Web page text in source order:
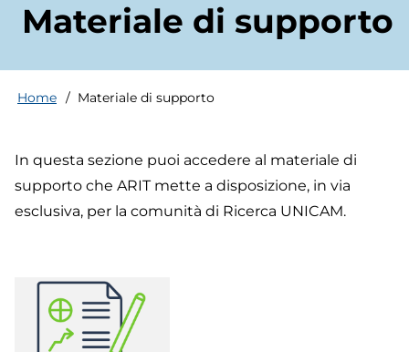
Materiale di supporto
Breadcrumb
Home Materiale di supporto
In questa sezione puoi accedere al materiale di
supporto che ARIT mette a disposizione, in via
esclusiva, per la comunità di Ricerca UNICAM.